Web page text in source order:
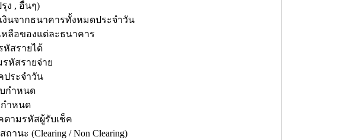
ง , อื่นๆ)
งินจากธนาคารทั้งหมดประจำวัน
หลือของแต่ละธนาคาร
หัสรายได้
รหัสรายจ่าย
ประจำวัน
กำหนด
กำหนด
ตามรหัสผู้รับเช็ค
านะ (Clearing / Non Clearing)